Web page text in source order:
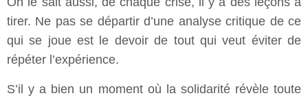
tirer. Ne pas se départir d’une analyse critique de ce
qui se joue est le devoir de tout qui veut éviter de
répéter l’expérience.
S’il y a bien un moment où la solidarité révèle toute